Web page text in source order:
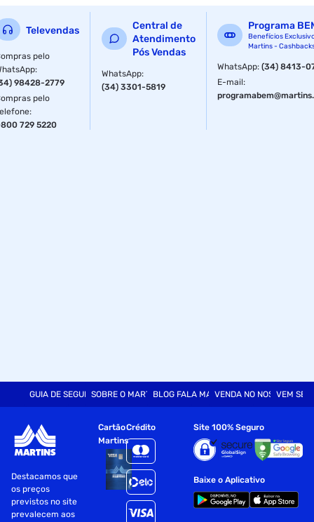
Televendas
pelo
:
98428-2779
pelo
:
729 5220
Central de
Atendimento
Pós Vendas
WhatsApp:
(34) 3301-5819
Programa
Benefícios
Martins -
WhatsApp:(34) 8413-
E-mail:
GUIA DE SEGURANÇASOBRE O MARTINSBLOG FALA MARTVENDA NO NOSSO SITE
VEM SER
Destacamos que
os preços
previstos no site
prevalecem aos
Cartão
Martins
Crédito Site 100% Seguro
Baixe o Aplicativo